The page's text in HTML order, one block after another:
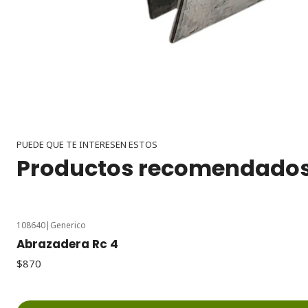
PUEDE QUE TE INTERESEN ESTOS
Productos
108640| Generico
Abrazadera Rc 4
$870